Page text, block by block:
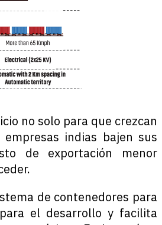
no solo para que crezcan
indias bajen sus
de exportación menor
de contenedores para
el desarrollo y facilita